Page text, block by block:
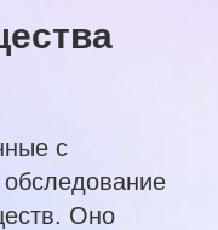
с
обследование
Оно